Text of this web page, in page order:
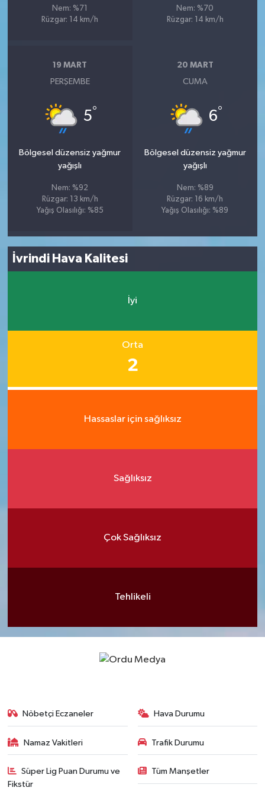
Nem: %71
Rüzgar: 14 km/h
Nem: %70
Rüzgar: 14 km/h
19 MART
PERŞEMBE
5°
Bölgesel düzensiz yağmur
yağışlı
Nem: %92
Rüzgar: 13 km/h
Yağış Olasılığı: %85
20 MART
CUMA
6°
Bölgesel düzensiz yağmur
yağışlı
Nem: %89
Rüzgar: 16 km/h
Yağış Olasılığı: %89
İvrindi Hava Kalitesi
İyi
Orta
2
Hassaslar için sağlıksız
Sağlıksız
Çok Sağlıksız
Tehlikeli
Nöbetçi Eczaneler Hava Durumu
Namaz Vakitleri Trafik Durumu
Süper Lig Puan Durumu ve
Fikstür
Tüm Manşetler